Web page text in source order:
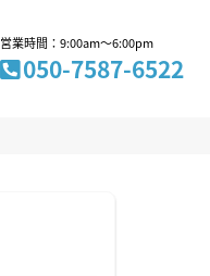
営業時間：9:00am～6:00pm
050-7587-6522